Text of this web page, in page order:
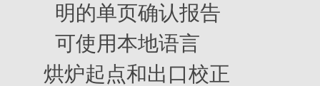
明的单页确认报告
可使用本地语言
烘炉起点和出口校正